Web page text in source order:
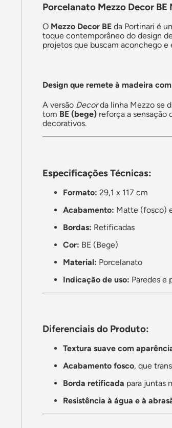
Porcelanato Mezzo Decor
O Mezzo Decor BE da Portinari é
toque contemporâneo do design
projetos que buscam aconchego e
Design que remete à madeira
A versão Decorda linha Mezzo se
tom BE (bege) reforça a
decorativos.
Especificações Técnicas:
Formato: 29,1 x 117 cm
Acabamento: Matte (fosco)
Bordas: Retificadas
Cor: BE (Bege)
Material: Porcelanato
Indicação de uso: Paredes e
Diferenciais do Produto:
Textura suave com
Acabamento fosco, que
Borda retificada para juntas
Resistência à água e à